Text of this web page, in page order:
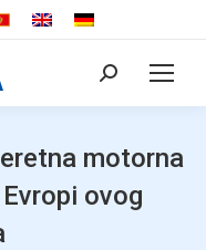
Search:
motorna
ovog